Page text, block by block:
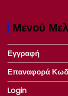
Μενού
Εγγραφή
Επαναφορά
Login